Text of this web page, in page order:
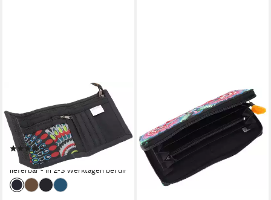
Geldbörse Besticktes
Portemonnaie Retro, Ethno,
Boho..
(1)
8,90 €
lieferbar - in 2-3 Werktagen bei dir
Geldbörse Besticktes Ethno
Portemonnaie Chiang Mai -..
29,90 €
lieferbar - in 2-3 Werktagen bei dir
+3